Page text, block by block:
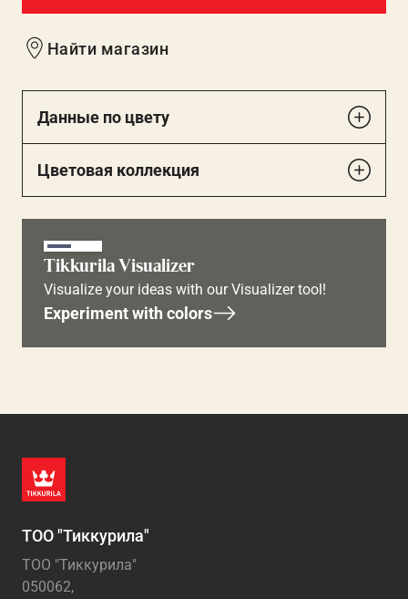
Найти магазин
Данные по цвету
Цветовая коллекция
Tikkurila Visualizer
Visualize your ideas with our Visualizer tool!
Experiment with colors
ТОО "Тиккурила"
ТОО "Тиккурила"
050062,